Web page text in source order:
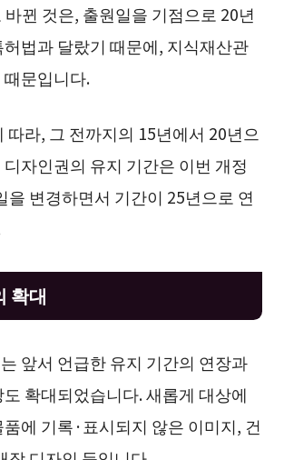
바뀐 것은, 출원일을 기점으로 20년
법과 달랐기 때문에, 지식재산관
문입니다.
따라, 그 전까지의 15년에서 20년으
자인권의 유지 기간은 이번 개정
을 변경하면서 기간이 25년으로 연
확대
앞서 언급한 유지 기간의 연장과
확대되었습니다. 새롭게 대상에
에 기록·표시되지 않은 이미지, 건